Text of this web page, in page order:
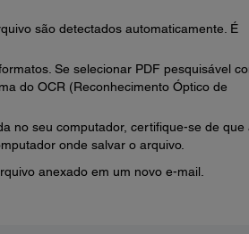
são detectados automaticamente. É
Se selecionar PDF pesquisável
do OCR (Reconhecimento Óptico de
no seu computador, certifique-se de que
onde salvar o arquivo.
anexado em um novo e-mail.